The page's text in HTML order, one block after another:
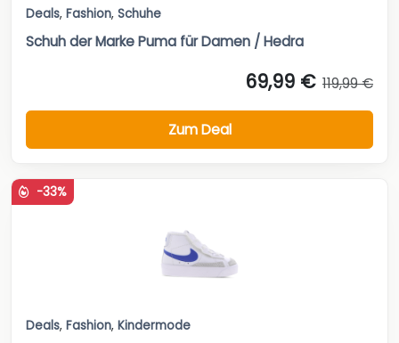
Deals, Fashion, Schuhe
Schuh der Marke Puma für Damen / Hedra
69,99 € 119,99 €
Zum Deal
-33%
Deals, Fashion, Kindermode